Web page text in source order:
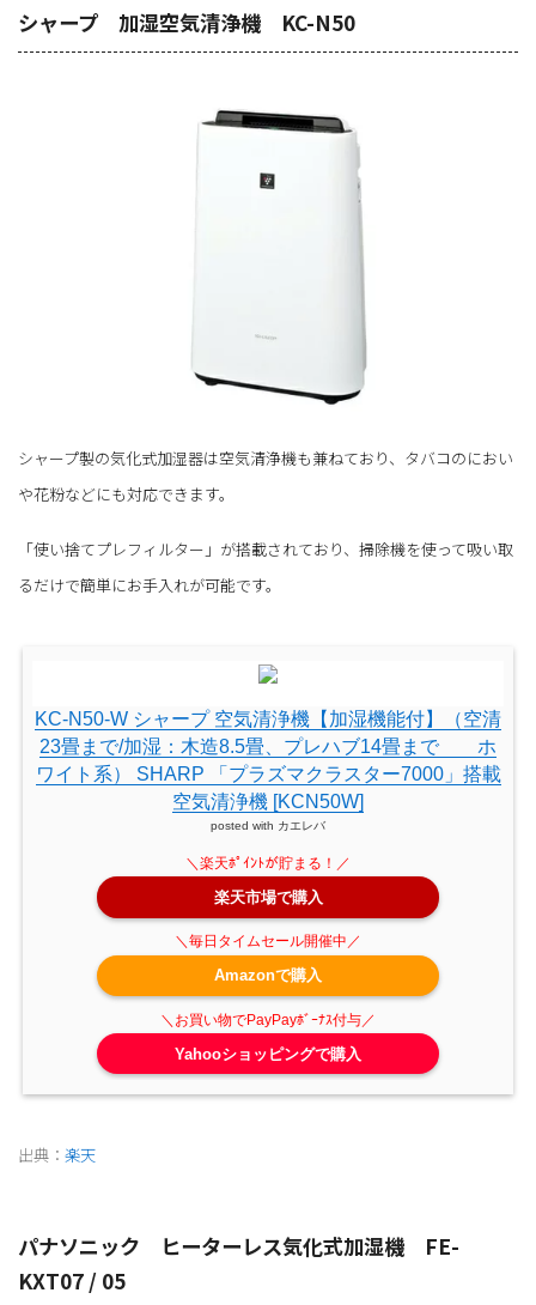
シャープ 加湿空気清浄機 KC-N50
シャープ製の気化式加湿器は空気清浄機も兼ねており、タバコのにおい
や花粉などにも対応できます。
「使い捨てプレフィルター」が搭載されており、掃除機を使って吸い取
るだけで簡単にお手入れが可能です。
KC-N50-W シャープ 空気清浄機【加湿機能付】（空清
23畳まで/加湿：木造8.5畳、プレハブ14畳まで ホ
ワイト系） SHARP 「プラズマクラスター7000」搭載
空気清浄機 [KCN50W]
posted with カエレバ
楽天市場で購入
Amazonで購入
Yahooショッピングで購入
出典： 楽天
パナソニック ヒーターレス気化式加湿機 FE-
KXT07 / 05